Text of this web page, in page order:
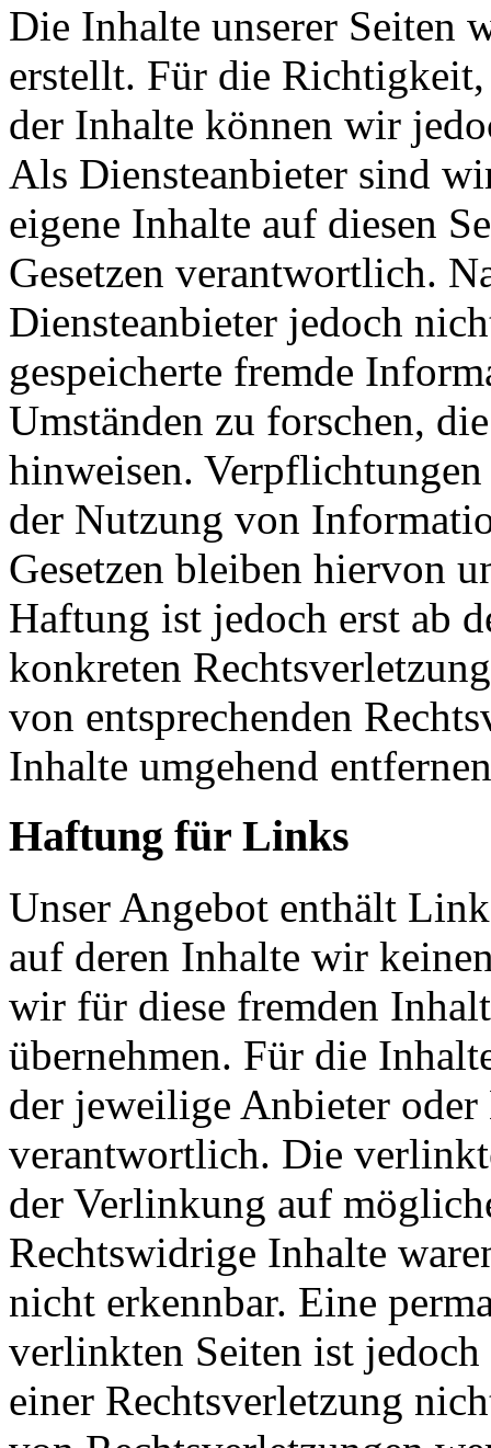
Die Inhalte unserer Seiten
erstellt. Für die
der Inhalte können wir
Als Diensteanbieter sind
eigene Inhalte auf diesen
Gesetzen verantwortlich.
Diensteanbieter jedoch
gespeicherte fremde
Umständen zu forschen,
hinweisen.
der Nutzung von
Gesetzen bleiben hiervon
Haftung ist jedoch erst ab
konkreten
von entsprechenden
Inhalte umgehend
Haftung für Links
Unser Angebot enthält
auf deren Inhalte wir
wir für diese fremden
übernehmen. Für die
der jeweilige Anbieter oder
verantwortlich. Die
der Verlinkung auf
Rechtswidrige Inhalte
nicht erkennbar. Eine
verlinkten Seiten ist
einer Rechtsverletzung